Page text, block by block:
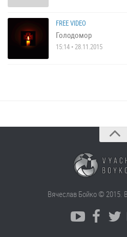
FREE VIDEO
Голодомор
15:14 • 28.11.2015
Вячеслав Бойко © 2015.